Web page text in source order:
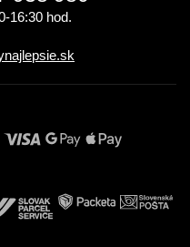
16:30 hod.